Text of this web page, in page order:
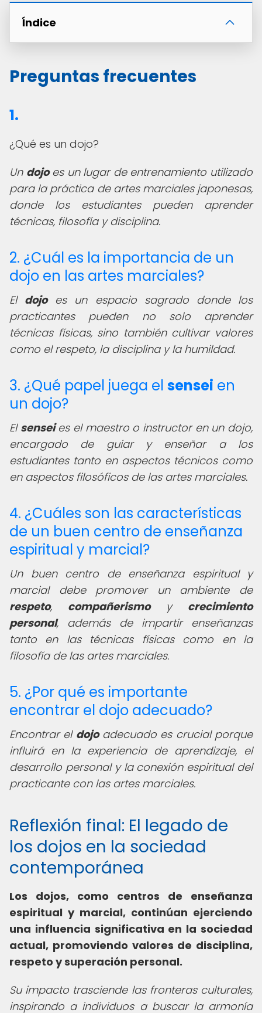
Índice
Preguntas frecuentes
1.
¿Qué es un dojo?
Un dojoes un lugar de entrenamiento utilizado
para la práctica de artes marciales japonesas,
donde los estudiantes pueden aprender
técnicas, filosofía y disciplina.
2. ¿Cuál es la importancia de un
dojo en las artes marciales?
El dojoes un espacio sagrado donde los
practicantes pueden no solo aprender
técnicas físicas, sino también cultivar valores
como el respeto, la disciplina y la humildad.
3. ¿Qué papel juega el sensei en
un dojo?
El senseies el maestro o instructor en un dojo,
encargado de guiar y enseñar a los
estudiantes tanto en aspectos técnicos como
en aspectos filosóficos de las artes marciales.
4. ¿Cuáles son las características
de un buen centro de enseñanza
espiritual y marcial?
Un buen centro de enseñanza espiritual y
marcial debe promover un ambiente de
respeto, compañerismoy crecimiento
personal, además de impartir enseñanzas
tanto en las técnicas físicas como en la
filosofía de las artes marciales.
5. ¿Por qué es importante
encontrar el dojo adecuado?
Encontrar el dojoadecuado es crucial porque
influirá en la experiencia de aprendizaje, el
desarrollo personal y la conexión espiritual del
practicante con las artes marciales.
Reflexión final: El legado de
los dojos en la sociedad
contemporánea
Los dojos, como centros de enseñanza
espiritual y marcial, continúan ejerciendo
una influencia significativa en la sociedad
actual, promoviendo valores de disciplina,
respeto y superación personal.
Su impacto trasciende las fronteras culturales,
inspirando a individuos a buscar la armonía